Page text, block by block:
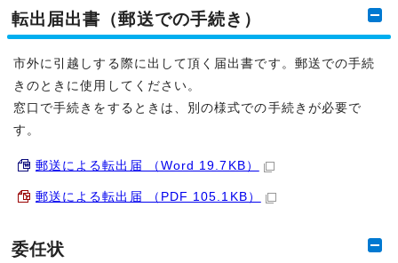
転出届出書（郵送での手続き）
市外に引越しする際に出して頂く届出書です。郵送での手続
きのときに使用してください。
窓口で手続きをするときは、別の様式での手続きが必要で
す。
郵送による転出届 （Word 19.7KB）
郵送による転出届 （PDF 105.1KB）
委任状